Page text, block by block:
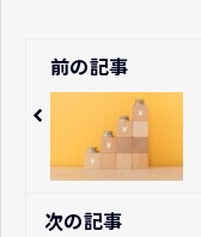
前の記事
次の記事